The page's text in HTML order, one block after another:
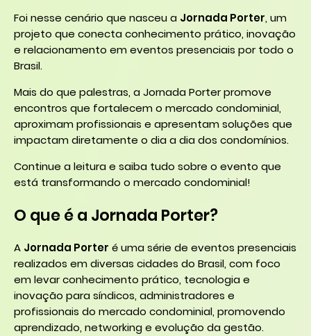
Foi nesse cenário que nasceu a Jornada Porter, um
projeto que conecta conhecimento prático, inovação
e relacionamento em eventos presenciais por todo o
Brasil.
Mais do que palestras, a Jornada Porter promove
encontros que fortalecem o mercado condominial,
aproximam profissionais e apresentam soluções que
impactam diretamente o dia a dia dos condomínios.
Continue a leitura e saiba tudo sobre o evento que
está transformando o mercado condominial!
O que é a Jornada Porter?
A Jornada Porter é uma série de eventos presenciais
realizados em diversas cidades do Brasil, com foco
em levar conhecimento prático, tecnologia e
inovação para síndicos, administradores e
profissionais do mercado condominial, promovendo
aprendizado, networking e evolução da gestão.